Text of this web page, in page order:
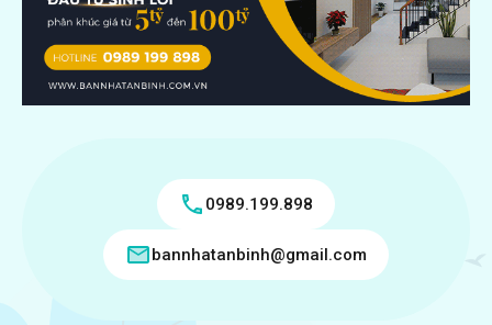
0989.199.898
bannhatanbinh@gmail.com